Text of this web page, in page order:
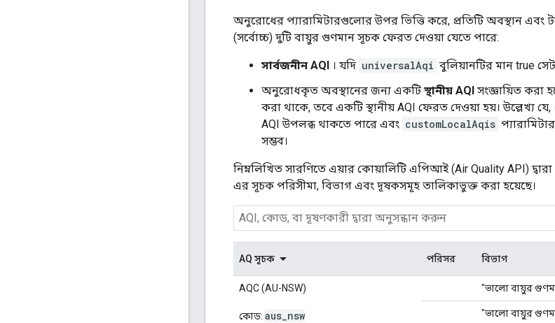
অনুরোধের প্যারামিটারগুলোর উপর ভিত্তি করে, প্রতিটি অবস্থান এবং
(সর্বোচ্চ) দুটি বায়ুর গুণমান সূচক ফেরত দেওয়া যেতে পারে:
সার্বজনীন AQI । যদি universalAqi বুলিয়ানটির মান true
অনুরোধকৃত অবস্থানের জন্য একটি স্থানীয় AQI সংজ্ঞায়িত করা
করা থাকে, তবে একটি স্থানীয় AQI ফেরত দেওয়া হয়। উল্লেখ্য যে,
AQI উপলব্ধ থাকতে পারে এবং customLocalAqis
সম্ভব।
নিম্নলিখিত সারণিতে এয়ার কোয়ালিটি এপিআই (Air Quality API)
এর সূচক পরিসীমা, বিভাগ এবং দূষকসমূহ তালিকাভুক্ত করা হয়েছে।
AQ সূচক পরিসর বিভাগ
AQC (AU-NSW)
কোড: aus nsw
"ভালো বায়ুর
"ভালো বায়ুর